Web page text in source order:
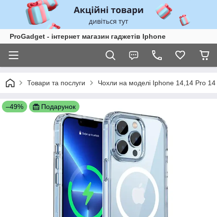
ProGadget - iнтернет магазин гаджетів Iphone
Товари та послуги Чохли на моделі Iphone 14,14 Pro
–49% Подарунок